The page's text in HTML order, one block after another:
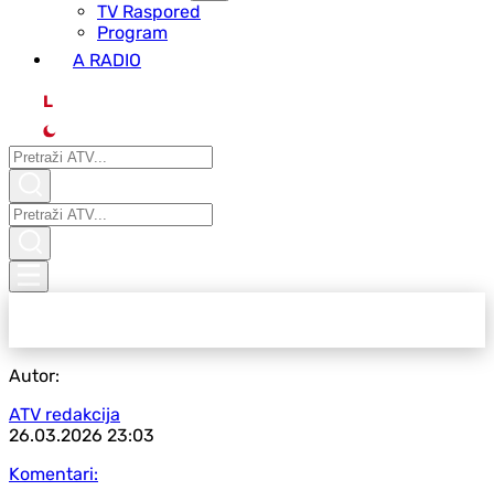
ТV Raspored
Program
A RADIO
L
Autor:
ATV redakcija
26.03.2026 23:03
Komentari: